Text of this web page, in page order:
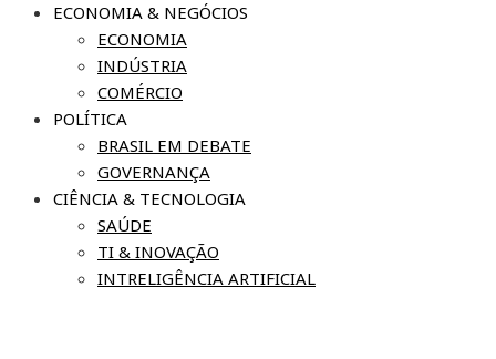
ECONOMIA & NEGÓCIOS
ECONOMIA
INDÚSTRIA
COMÉRCIO
POLÍTICA
BRASIL EM DEBATE
GOVERNANÇA
CIÊNCIA & TECNOLOGIA
SAÚDE
TI & INOVAÇÃO
INTRELIGÊNCIA ARTIFICIAL